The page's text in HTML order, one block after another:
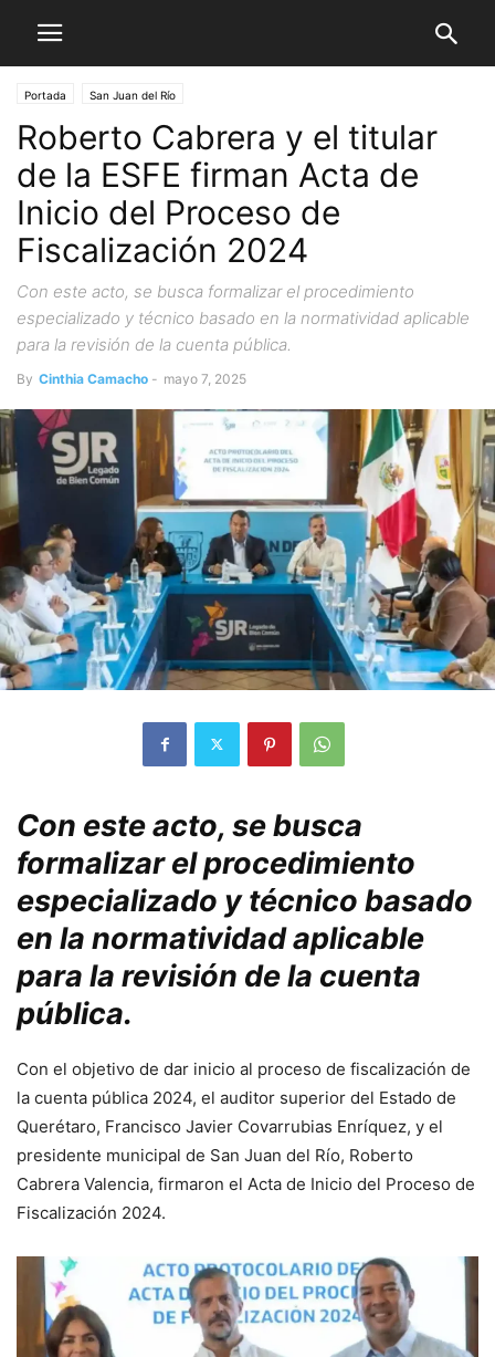
Portada San Juan del Río
Roberto Cabrera y el titular
de la ESFE firman Acta de
Inicio del Proceso de
Fiscalización 2024
Con este acto, se busca formalizar el procedimiento
especializado y técnico basado en la normatividad aplicable
para la revisión de la cuenta pública.
By Cinthia Camacho - mayo 7, 2025
Con este acto, se busca
formalizar el procedimiento
especializado y técnico basado
en la normatividad aplicable
para la revisión de la cuenta
pública.
Con el objetivo de dar inicio al proceso de fiscalización de
la cuenta pública 2024, el auditor superior del Estado de
Querétaro, Francisco Javier Covarrubias Enríquez, y el
presidente municipal de San Juan del Río, Roberto
Cabrera Valencia, firmaron el Acta de Inicio del Proceso de
Fiscalización 2024.